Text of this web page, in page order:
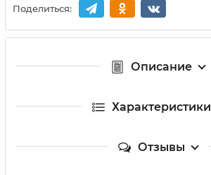
Поделиться:
Описание
Характеристики
Отзывы